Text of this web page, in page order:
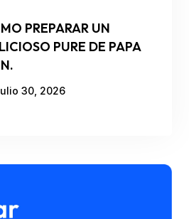
PREPARAR UN
PURE DE PAPA
30, 2026